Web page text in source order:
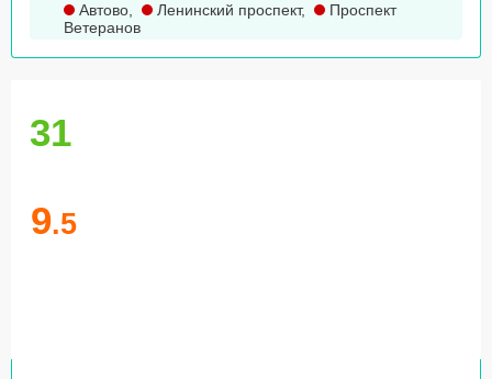
Автово, Ленинский проспект,
Проспект
Ветеранов
31
9.5